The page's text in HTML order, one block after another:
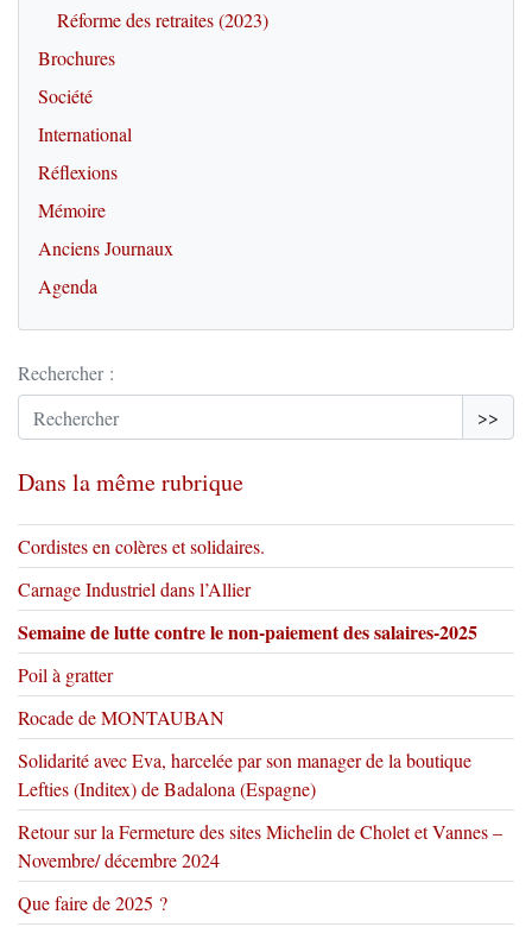
Réforme des retraites (2023)
Brochures
Société
International
Réflexions
Mémoire
Anciens Journaux
Agenda
Rechercher :
>>
Dans la même rubrique
Cordistes en colères et solidaires.
Carnage Industriel dans l’Allier
Semaine de lutte contre le non-paiement des salaires-2025
Poil à gratter
Rocade de MONTAUBAN
Solidarité avec Eva, harcelée par son manager de la boutique
Lefties (Inditex) de Badalona (Espagne)
Retour sur la Fermeture des sites Michelin de Cholet et Vannes –
Novembre/ décembre 2024
Que faire de 2025 ?